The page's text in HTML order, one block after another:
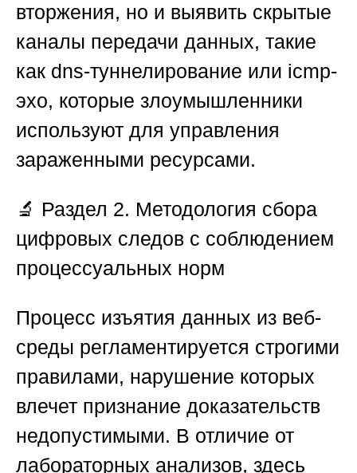
вторжения, но и выявить скрытые
каналы передачи данных, такие
как dns-туннелирование или icmp-
эхо, которые злоумышленники
используют для управления
зараженными ресурсами.
🔬 Раздел 2. Методология сбора
цифровых следов с соблюдением
процессуальных норм
Процесс изъятия данных из веб-
среды регламентируется строгими
правилами, нарушение которых
влечет признание доказательств
недопустимыми. В отличие от
лабораторных анализов, здесь